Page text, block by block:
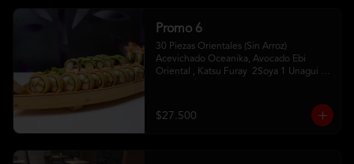
Promo 6
30 Piezas Orientales (Sin Arroz)
Acevichado Oceanika, Avocado Ebi
Oriental , Katsu Furay  2Soya 1 Unagui 2
$27.500